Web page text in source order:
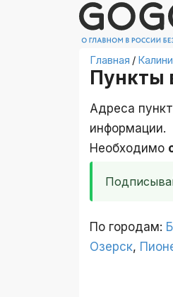
Главная /
Пункты
Адреса
информации.
Необходимо
По городам:
Озерск,